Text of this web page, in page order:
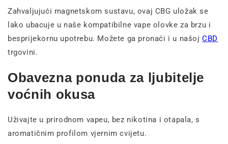
Zahvaljujući magnetskom sustavu, ovaj CBG uložak se
lako ubacuje u naše kompatibilne vape olovke za brzu i
besprijekornu upotrebu. Možete ga pronaći i u našojCBD
trgovini.
Obavezna ponuda za ljubitelje
voćnih okusa
Uživajte u prirodnom vapeu, bez nikotina i otapala, s
aromatičnim profilom vjernim cvijetu.